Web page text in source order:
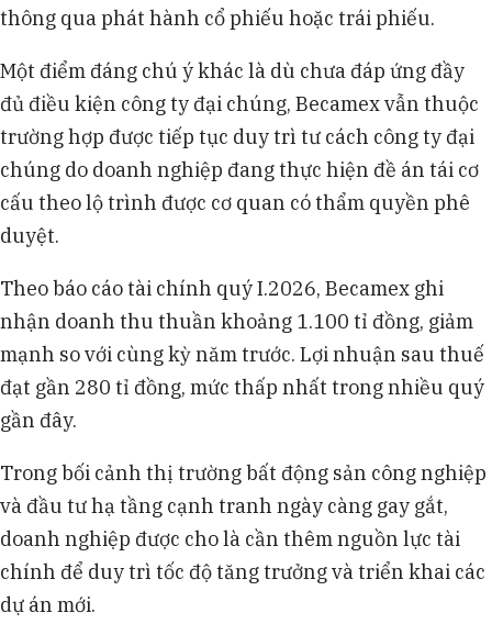
thông qua phát hành cổ phiếu hoặc trái phiếu.
Một điểm đáng chú ý khác là dù chưa đáp ứng đầy
đủ điều kiện công ty đại chúng, Becamex vẫn thuộc
trường hợp được tiếp tục duy trì tư cách công ty đại
chúng do doanh nghiệp đang thực hiện đề án tái cơ
cấu theo lộ trình được cơ quan có thẩm quyền phê
duyệt.
Theo báo cáo tài chính quý I.2026, Becamex ghi
nhận doanh thu thuần khoảng 1.100 tỉ đồng, giảm
mạnh so với cùng kỳ năm trước. Lợi nhuận sau thuế
đạt gần 280 tỉ đồng, mức thấp nhất trong nhiều quý
gần đây.
Trong bối cảnh thị trường bất động sản công nghiệp
và đầu tư hạ tầng cạnh tranh ngày càng gay gắt,
doanh nghiệp được cho là cần thêm nguồn lực tài
chính để duy trì tốc độ tăng trưởng và triển khai các
dự án mới.